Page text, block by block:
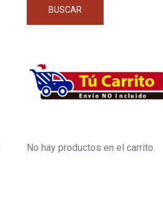
BUSCAR
No hay productos en el carrito.